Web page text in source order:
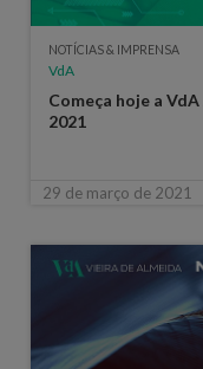
NOTÍCIAS & IMPRENSA
VdA
Começa hoje a
2021
29 de março de 2021